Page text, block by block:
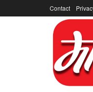
Contact